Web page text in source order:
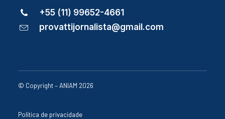
+55 (11) 99652-4661
provattijornalista@gmail.com
© Copyright – ANIAM 2026
Política de privacidade